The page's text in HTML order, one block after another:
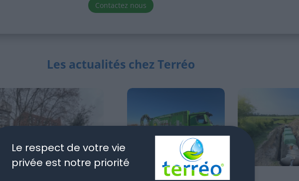
Le respect de votre vie
privée est notre priorité
Contactez nous
Les actualités chez Terréo